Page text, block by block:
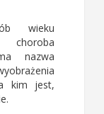
wieku
choroba
nazwa
kim jest,